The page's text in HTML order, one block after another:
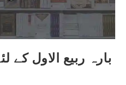
بارہ ربیع الاول کے